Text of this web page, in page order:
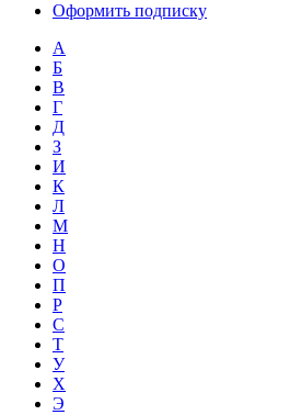
Оформить подписку
А
Б
В
Г
Д
З
И
К
Л
М
Н
О
П
Р
С
Т
У
Х
Э